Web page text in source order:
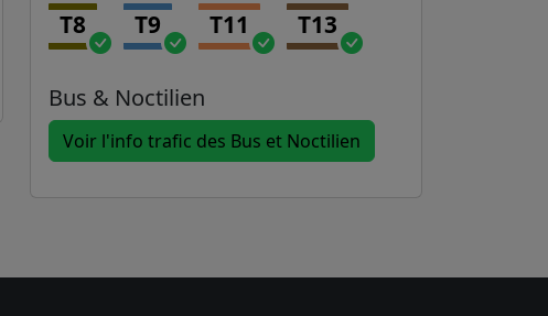
T8 T9 T11 T13
Bus & Noctilien
Voir l'info trafic des Bus et Noctilien